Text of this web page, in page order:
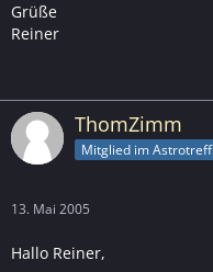
Grüße
Reiner
ThomZimm
Mitglied im Astrotreff
13. Mai 2005
Hallo Reiner,